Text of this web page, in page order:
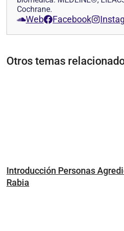
Cochrane.
Web Facebook
Otros temas
Introducción Personas
Rabia